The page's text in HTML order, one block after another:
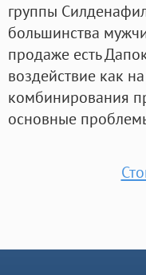
группы
большинства
продаже есть
воздействие как
комбинирования
основные